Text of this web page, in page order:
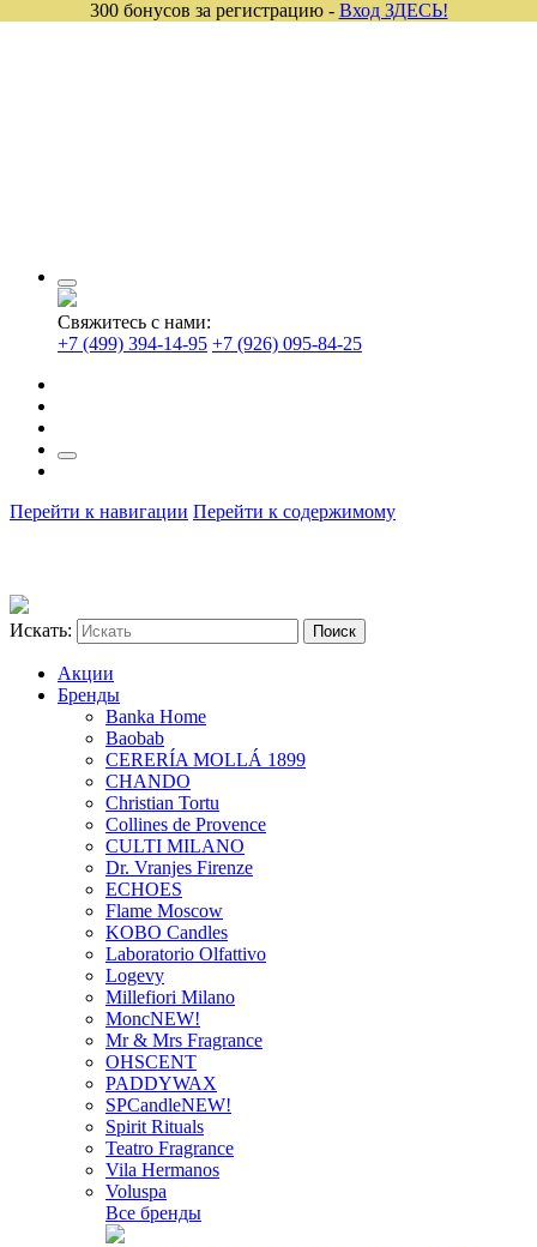
Свяжитесь с нами:
+7 (499) 394-14-95 +7 (926) 095-84-25
Перейти к навигации Перейти к содержимому
Искать:
Акции
Бренды
Banka Home
Baobab
CERERÍA MOLLÁ 1899
CHANDO
Christian Tortu
Collines de Provence
CULTI MILANO
Dr. Vranjes Firenze
ECHOES
Flame Moscow
KOBO Candles
Laboratorio Olfattivo
Logevy
Millefiori Milano
MoncNEW!
Mr & Mrs Fragrance
OHSCENT
PADDYWAX
SPCandleNEW!
Spirit Rituals
Teatro Fragrance
Vila Hermanos
Voluspa
Все бренды
300 бонусов за регистрацию - Вход ЗДЕСЬ!